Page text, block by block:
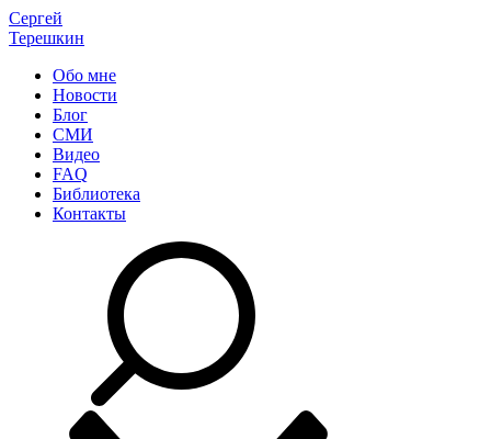
Сергей
Терешкин
Обо мне
Новости
Блог
СМИ
Видео
FAQ
Библиотека
Контакты